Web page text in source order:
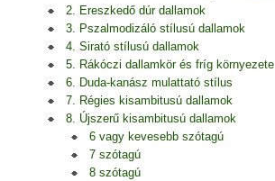
2. Ereszkedő dúr dallamok
3. Pszalmodizáló stílusú dallamok
4. Sirató stílusú dallamok
5. Rákóczi dallamkör és fríg környezete
6. Duda-kanász mulattató stílus
7. Régies kisambitusú dallamok
8. Újszerű kisambitusú dallamok
6 vagy kevesebb szótagú
7 szótagú
8 szótagú